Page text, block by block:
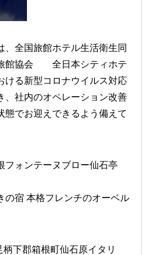
、全国旅館ホテル生活衛生同
協会 全日本シティホテ
ける新型コロナウイルス対応
、社内のオペレーション改善
態でお迎えできるよう備えて
テーヌブロー仙石亭
の宿 本格フレンチのオーベル
下郡箱根町仙石原イタリ